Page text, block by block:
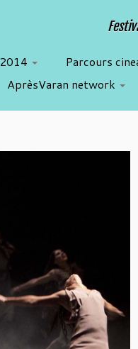
Parcours
AprèsVaran network